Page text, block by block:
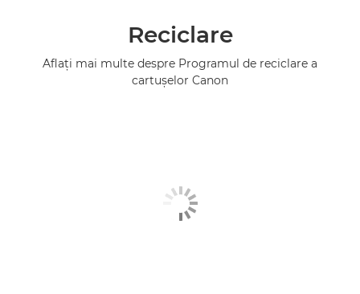
Reciclare
Aflaţi mai multe despre Programul de reciclare a
cartuşelor Canon